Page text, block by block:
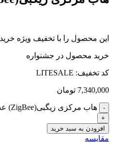
این محصول را با تخفیف ویژه خرید
خرید محصول در جشنواره
کد تخفیف: LITESALE
7,340,000 تومان
هاب مرکزی زیگبی(ZigBee) عدد
افزودن به سبد خرید
مقایسه